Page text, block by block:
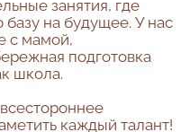
занятия, где
базу на будущее. У нас
с мамой,
подготовка
школа.
каждый талант!